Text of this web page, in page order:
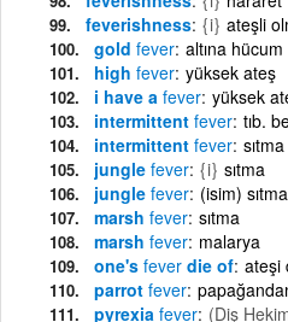
feverishness {i} ateşli
gold fever altına hücum
high fever yüksek ateş
i have a fever yüksek
intermittent fever tıb.
intermittent fever sıtma
jungle fever {i} sıtma
jungle fever (isim) sıtma
marsh fever sıtma
marsh fever malarya
one's fever die of ateşi
parrot fever
pyrexia fever (Diş